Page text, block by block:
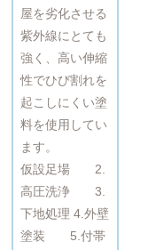
屋を劣化させる
紫外線にとても
強く、高い伸縮
性でひび割れを
起こしにくい塗
料を使用してい
ます。
仮設足場 2.
高圧洗浄 3.
下地処理 4.外壁
塗装 5.付帯